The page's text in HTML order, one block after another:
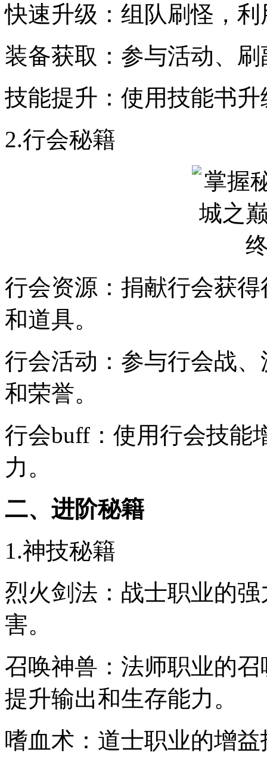
快速升级：组队刷怪，
装备获取：参与活动、
技能提升：使用技能书
2.行会秘籍
行会资源：捐献行会获
和道具。
行会活动：参与行会战
和荣誉。
行会buff：使用行会技能
力。
二、进阶秘籍
1.神技秘籍
烈火剑法：战士职业的
害。
召唤神兽：法师职业的
提升输出和生存能力。
嗜血术：道士职业的增